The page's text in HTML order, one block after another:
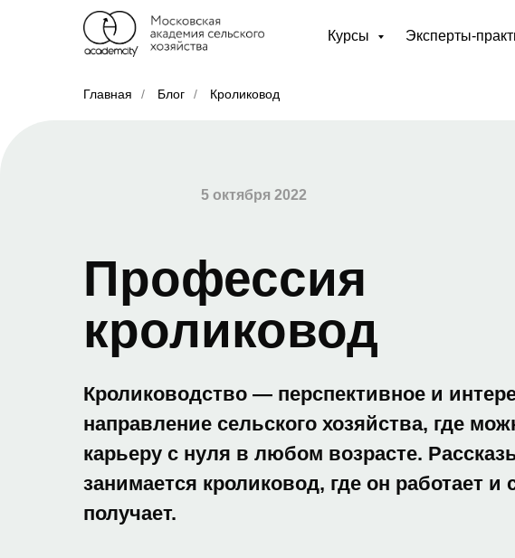
Курсы Эксперты-
Главная / Блог / Кроликовод
5 октября 2022
Кролиководство — перспективное и
направление сельского хозяйства, где
карьеру с нуля в любом возрасте.
занимается кроликовод, где он работает и
получает.
Профессия
кроликовод